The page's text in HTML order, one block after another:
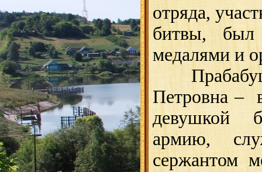
отряда,
битвы, был
медалями и
Петровна –
девушкой
армию,
сержантом